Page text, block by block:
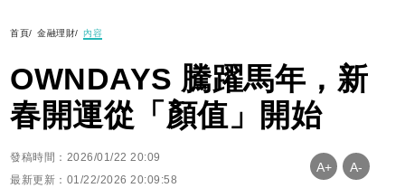
首頁/ 金融理財/ 內容
OWNDAYS 騰躍馬年，新
春開運從「顏值」開始
發稿時間：2026/01/22 20:09
最新更新：01/22/2026 20:09:58
A+ A-